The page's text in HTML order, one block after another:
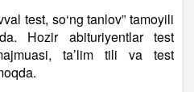
test, so‘ng tanlov” tamoyili
Hozir abituriyentlar test
ta’lim tili va test